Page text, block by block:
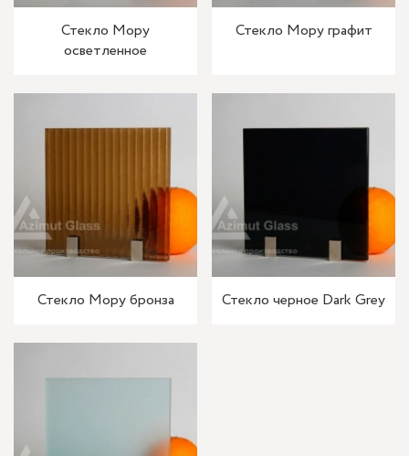
Стекло Мору
осветленное
Стекло Мору графит
Стекло Мору бронза Стекло черное Dark Grey